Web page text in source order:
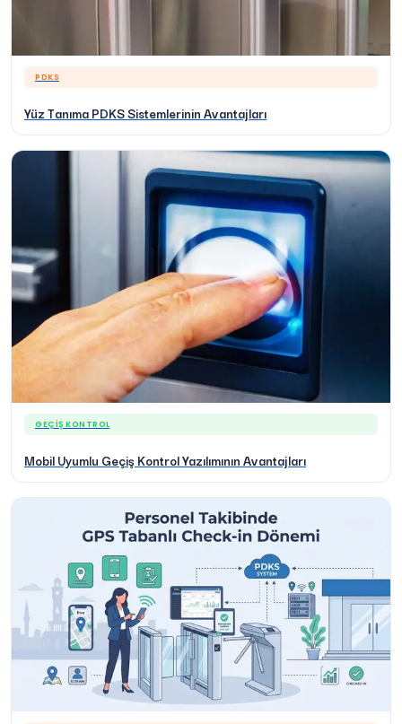
PDKS
Yüz Tanıma PDKS Sistemlerinin Avantajları
GEÇIŞ KONTROL
Mobil Uyumlu Geçiş Kontrol Yazılımının Avantajları